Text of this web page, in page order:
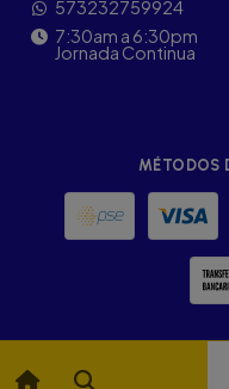
573232759924
7:30am a 6:30pm
Jornada Continua
MÉTODOS